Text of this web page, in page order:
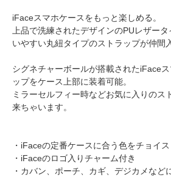
iFaceスマホケースをもっと楽しめる。
上品で洗練されたデザインのPUレザー
いやすい丸紐タイプのストラップが仲間
シグネチャーボールが搭載されたiFace
ップをケース上部に装着可能。
ミラーセルフィー時などお気に入りのス
来ちゃいます。
・iFaceの定番ケースに合う色をチョイス
・iFaceのロゴ入りチャーム付き
・カバン、ポーチ、カギ、デジカメなど